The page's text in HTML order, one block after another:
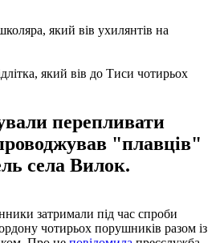
який вів до Тиси чотирьох
перепливати
"плавців"
села Вилок.
затримали під час спроби
чотирьох порушників разом із